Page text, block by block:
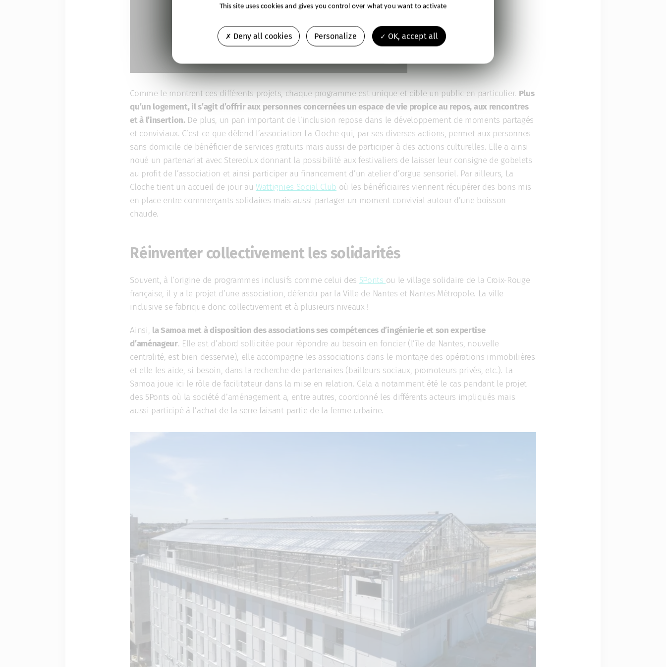
Comme le montrent ces différents projets, chaque programme est unique et cible un public en particulier. Plus
qu’un logement, il s’agit d’offrir aux personnes concernées un espace de vie propice au repos, aux rencontres
et à l’insertion.De plus, un pan important de l’inclusion repose dans le développement de moments partagés
et conviviaux. C’est ce que défend l’association La Cloche qui, par ses diverses actions, permet aux personnes
sans domicile de bénéficier de services gratuits mais aussi de participer à des actions culturelles. Elle a ainsi
noué un partenariat avec Stereolux donnant la possibilité aux festivaliers de laisser leur consigne de gobelets
au profit de l’association et ainsi participer au financement d’un atelier d’orgue sensoriel. Par ailleurs, La
Cloche tient un accueil de jour auWattignies Social Club où les bénéficiaires viennent récupérer des bons mis
en place entre commerçants solidaires mais aussi partager un moment convivial autour d’une boisson
chaude.
Réinventer collectivement les solidarités
Souvent, à l’origine de programmes inclusifs comme celui des 5Ponts ou le village solidaire de la Croix-Rouge
française, il y a le projet d’une association, défendu par la Ville de Nantes et Nantes Métropole. La ville
inclusive se fabrique donc collectivement et à plusieurs niveaux !
Ainsi, la Samoa met à disposition des associations ses compétences d’ingénierie et son expertise
d’aménageur. Elle est d’abord sollicitée pour répondre au besoin en foncier (l’île de Nantes, nouvelle
centralité, est bien desservie), elle accompagne les associations dans le montage des opérations immobilières
et elle les aide, si besoin, dans la recherche de partenaires (bailleurs sociaux, promoteurs privés, etc.). La
Samoa joue ici le rôle de facilitateur dans la mise en relation. Cela a notamment été le cas pendant le projet
des 5Ponts où la société d’aménagement a, entre autres, coordonné les différents acteurs impliqués mais
aussi participé à l’achat de la serre faisant partie de la ferme urbaine.
This site uses cookies and gives you control over what you want to activate
OK, accept all
Deny all cookies Personalize